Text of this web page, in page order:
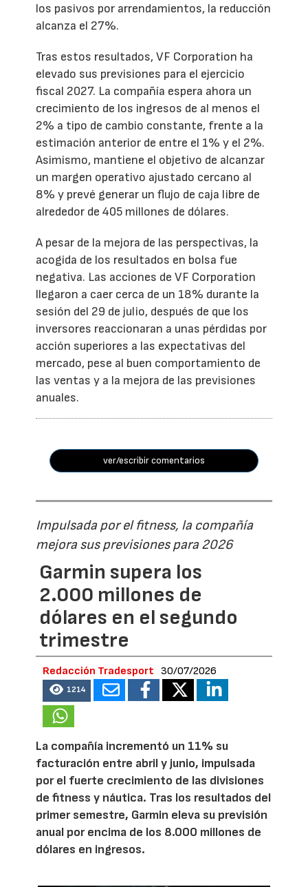
los pasivos por arrendamientos, la reducción
alcanza el 27%.
Tras estos resultados, VF Corporation ha
elevado sus previsiones para el ejercicio
fiscal 2027. La compañía espera ahora un
crecimiento de los ingresos de al menos el
2% a tipo de cambio constante, frente a la
estimación anterior de entre el 1% y el 2%.
Asimismo, mantiene el objetivo de alcanzar
un margen operativo ajustado cercano al
8% y prevé generar un flujo de caja libre de
alrededor de 405 millones de dólares.
A pesar de la mejora de las perspectivas, la
acogida de los resultados en bolsa fue
negativa. Las acciones de VF Corporation
llegaron a caer cerca de un 18% durante la
sesión del 29 de julio, después de que los
inversores reaccionaran a unas pérdidas por
acción superiores a las expectativas del
mercado, pese al buen comportamiento de
las ventas y a la mejora de las previsiones
anuales.
ver/escribir comentarios
Impulsada por el fitness, la compañía
mejora sus previsiones para 2026
Garmin supera los
2.000 millones de
dólares en el segundo
trimestre
Redacción Tradesport 30/07/2026
1214
La compañía incrementó un 11% su
facturación entre abril y junio, impulsada
por el fuerte crecimiento de las divisiones
de fitness y náutica. Tras los resultados del
primer semestre, Garmin eleva su previsión
anual por encima de los 8.000 millones de
dólares en ingresos.